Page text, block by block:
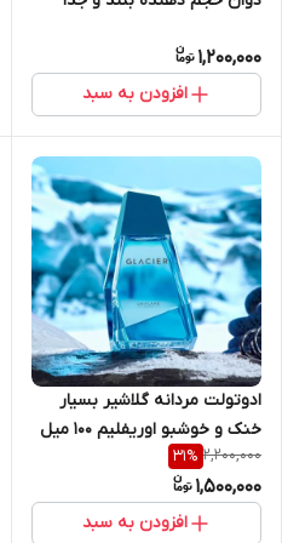
1,200,000
افزودن به سبد
ادوتولت مردانه گلاشیر بسیار
خنک و خوشبو اوریفلیم 100 میل
35665
2,200,000
31%
1,500,000
افزودن به سبد